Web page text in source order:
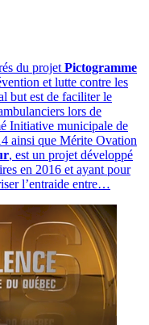
du projet Pictogramme
et lutte contre les
but est de faciliter le
lors de
Initiative municipale de
ainsi que Mérite Ovation
, est un projet développé
en 2016 et ayant pour
l’entraide entre…